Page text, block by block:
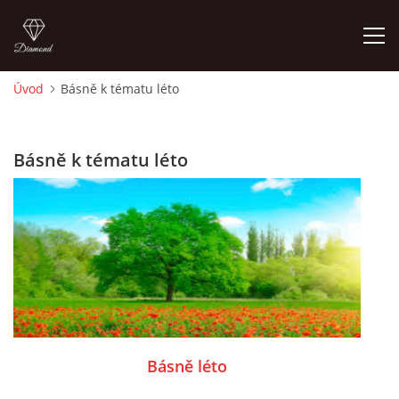
O MĚ
FOTOALBUM
DĚJINY VÝTVARNÉHO UMĚNÍ
NOVINKY ZE ŠKOLSTVÍ 2025
Úvod Básně k tématu léto
Básně k tématu léto
Básně léto